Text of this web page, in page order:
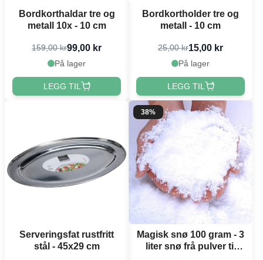
Bordkorthaldar tre og
metall 10x - 10 cm
159,00 kr99,00 kr
På lager
LEGG TIL
Bordkortholder tre og
metall - 10 cm
25,00 kr15,00 kr
På lager
LEGG TIL
Serveringsfat rustfritt
stål - 45x29 cm
38%
Magisk snø 100 gram - 3
liter snø frå pulver til